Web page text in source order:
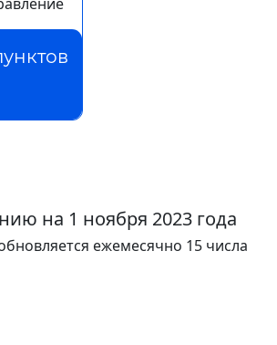
на 1 ноября 2023 года
ежемесячно 15 числа